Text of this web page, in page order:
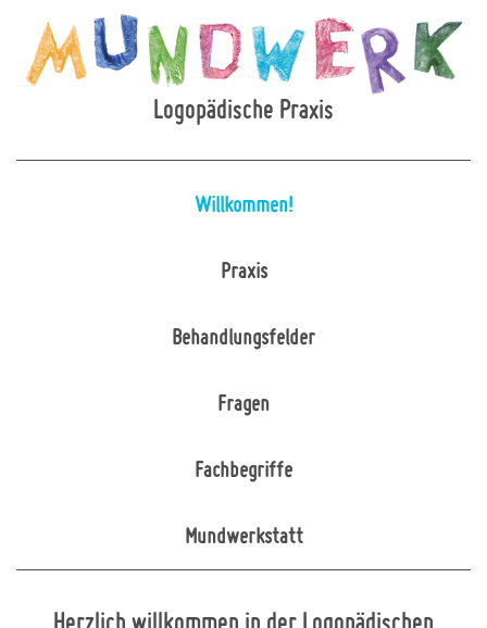
Logopädische Praxis
Willkommen!
Praxis
Behandlungsfelder
Fragen
Fachbegriffe
Mundwerkstatt
Herzlich willkommen in der Logopädischen